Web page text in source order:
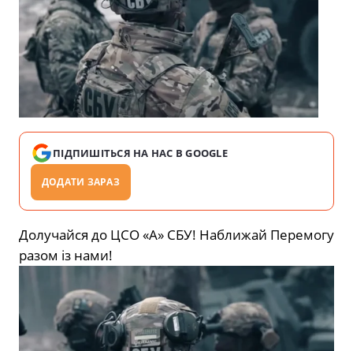
ПІДПИШІТЬСЯ НА НАС В GOOGLE
ДОДАТИ ЗАРАЗ
Долучайся до ЦСО «А» СБУ! Наближай Перемогу
разом із нами!